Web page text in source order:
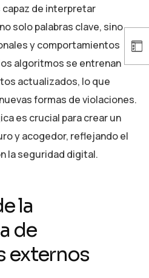
capaz de interpretar
solo palabras clave, sino
y comportamientos
algoritmos se entrenan
actualizados, lo que
formas de violaciones.
es crucial para crear un
y acogedor, reflejando el
la seguridad digital.
la
de
externos